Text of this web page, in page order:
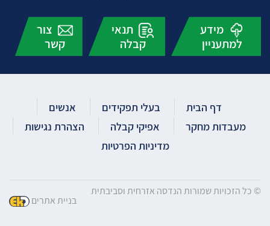
מידע
למתעניין
תנאי
קבלה
צור
קשר
דף הבית בעלי תפקידים
אנשים
מעבדות מחקר
אפיקי קבלה
הצהרת נגישות
מדיניות הפרטיות
© כל הזכויות שמורות הנדסה אזרחית וסביבתית
בניית אתרים